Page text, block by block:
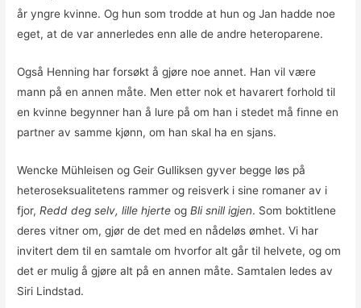
år yngre kvinne. Og hun som trodde at hun og Jan hadde noe
eget, at de var annerledes enn alle de andre heteroparene.
Også Henning har forsøkt å gjøre noe annet. Han vil være
mann på en annen måte. Men etter nok et havarert forhold til
en kvinne begynner han å lure på om han i stedet må finne en
partner av samme kjønn, om han skal ha en sjans.
Wencke Mühleisen og Geir Gulliksen gyver begge løs på
heteroseksualitetens rammer og reisverk i sine romaner av i
fjor,Redd deg selv, lille hjerte ogBli snill igjen. Som boktitlene
deres vitner om, gjør de det med en nådeløs ømhet. Vi har
invitert dem til en samtale om hvorfor alt går til helvete, og om
det er mulig å gjøre alt på en annen måte. Samtalen ledes av
Siri Lindstad.